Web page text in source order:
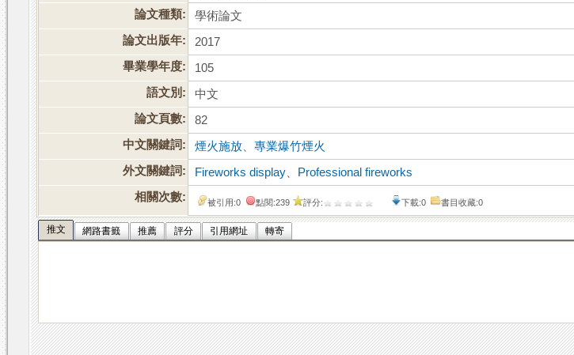
論文種類:
學術論文
論文出版年:
2017
畢業學年度:
105
語文別:
中文
論文頁數:
82
中文關鍵詞:
煙火施放 、專業爆竹煙火
外文關鍵詞:
Fireworks display
Professional fireworks
相關次數:
被引用:0 點閱:239 評分: 下載:0 書目收藏:0
推文 網路書籤 推薦 評分 引用網址 轉寄